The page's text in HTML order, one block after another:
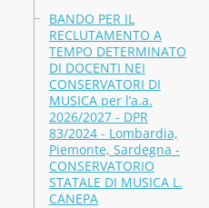
BANDO PER IL
RECLUTAMENTO A
TEMPO DETERMINATO
DI DOCENTI NEI
CONSERVATORI DI
MUSICA per l’a.a.
2026/2027 - DPR
83/2024 - Lombardia,
Piemonte, Sardegna -
CONSERVATORIO
STATALE DI MUSICA L.
CANEPA